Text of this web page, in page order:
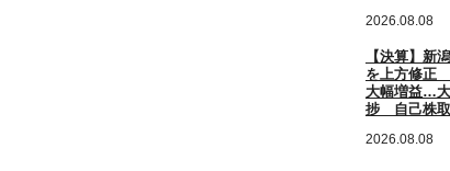
2026.08.08
【決算】新
を上方修正
大幅増益…
捗 自己株取
2026.08.08